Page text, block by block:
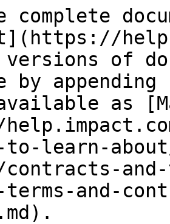
complete
versions of
by
as
learn-
terms-and-